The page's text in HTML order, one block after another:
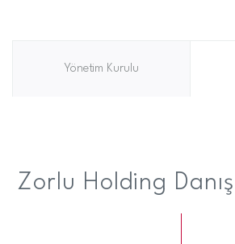
Yönetim Kurulu
Zorlu Holding